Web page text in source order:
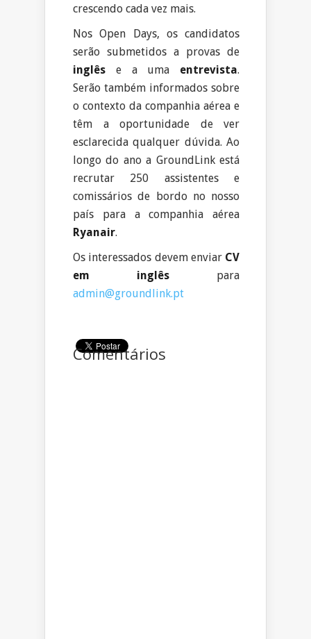
crescendo cada vez mais.
Nos Open Days, os candidatos
serão submetidos a provas de
inglês e a uma entrevista.
Serão também informados sobre
o contexto da companhia aérea e
têm a oportunidade de ver
esclarecida qualquer dúvida. Ao
longo do ano a GroundLink está
recrutar 250 assistentes e
comissários de bordo no nosso
país para a companhia aérea
Ryanair.
Os interessados devem enviar CV
em inglês para
admin@groundlink.pt
Comentários